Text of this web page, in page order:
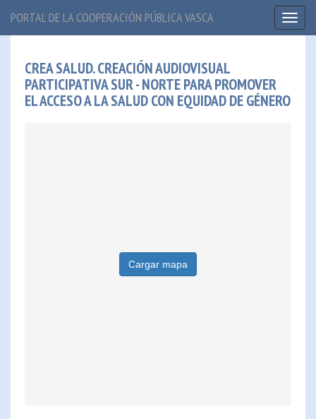
PORTAL DE LA COOPERACIÓN PÚBLICA VASCA
CREA SALUD. CREACIÓN AUDIOVISUAL
PARTICIPATIVA SUR - NORTE PARA PROMOVER
EL ACCESO A LA SALUD CON EQUIDAD DE GÉNERO
Cargar mapa